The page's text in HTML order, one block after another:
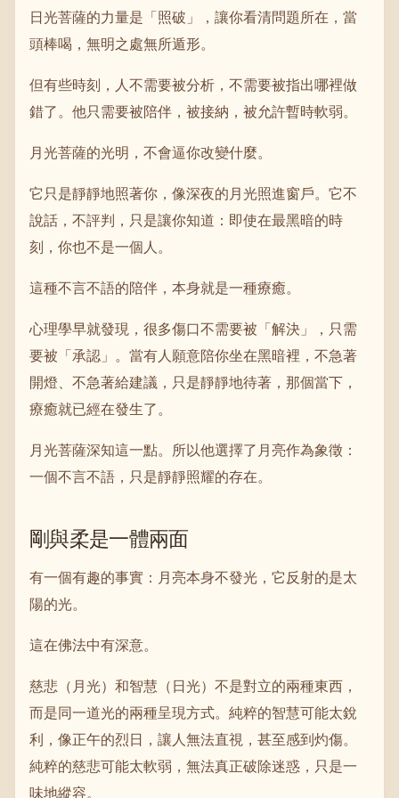
日光菩薩的力量是「照破」，讓你看清問題所在，當
頭棒喝，無明之處無所遁形。
但有些時刻，人不需要被分析，不需要被指出哪裡做
錯了。他只需要被陪伴，被接納，被允許暫時軟弱。
月光菩薩的光明，不會逼你改變什麼。
它只是靜靜地照著你，像深夜的月光照進窗戶。它不
說話，不評判，只是讓你知道：即使在最黑暗的時
刻，你也不是一個人。
這種不言不語的陪伴，本身就是一種療癒。
心理學早就發現，很多傷口不需要被「解決」，只需
要被「承認」。當有人願意陪你坐在黑暗裡，不急著
開燈、不急著給建議，只是靜靜地待著，那個當下，
療癒就已經在發生了。
月光菩薩深知這一點。所以他選擇了月亮作為象徵：
一個不言不語，只是靜靜照耀的存在。
剛與柔是一體兩面
有一個有趣的事實：月亮本身不發光，它反射的是太
陽的光。
這在佛法中有深意。
慈悲（月光）和智慧（日光）不是對立的兩種東西，
而是同一道光的兩種呈現方式。純粹的智慧可能太銳
利，像正午的烈日，讓人無法直視，甚至感到灼傷。
純粹的慈悲可能太軟弱，無法真正破除迷惑，只是一
味地縱容。